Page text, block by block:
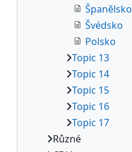
Španělsko
Švédsko
Polsko
Topic 13
Topic 14
Topic 15
Topic 16
Topic 17
Různé